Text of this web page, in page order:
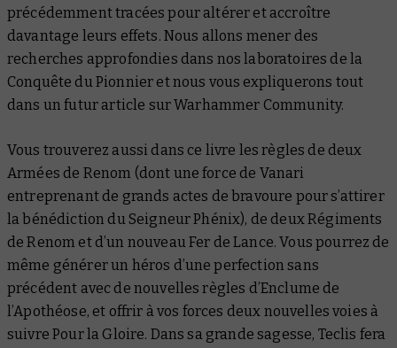
précédemment tracées pour altérer et accroître
davantage leurs effets. Nous allons mener des
recherches approfondies dans nos laboratoires de la
Conquête du Pionnier et nous vous expliquerons tout
dans un futur article sur Warhammer Community.
Vous trouverez aussi dans ce livre les règles de deux
Armées de Renom (dont une force de Vanari
entreprenant de grands actes de bravoure pour s’attirer
la bénédiction du Seigneur Phénix), de deux Régiments
de Renom et d’un nouveau Fer de Lance. Vous pourrez de
même générer un héros d’une perfection sans
précédent avec de nouvelles règles d’Enclume de
l’Apothéose, et offrir à vos forces deux nouvelles voies à
suivre Pour la Gloire. Dans sa grande sagesse, Teclis fera